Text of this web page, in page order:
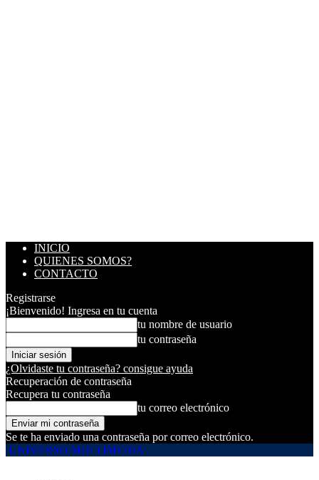
INICIO
QUIENES SOMOS?
CONTACTO
Registrarse
¡Bienvenido! Ingresa en tu cuenta
tu nombre de usuario
tu contraseña
¿Olvidaste tu contraseña? consigue ayuda
Recuperación de contraseña
Recupera tu contraseña
tu correo electrónico
Se te ha enviado una contraseña por correo electrónico.
UNIVERSO MULTIMEDIA